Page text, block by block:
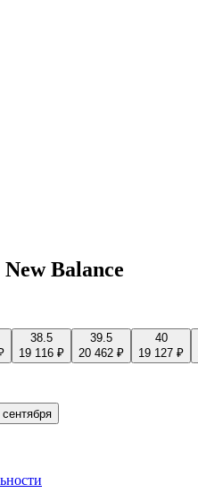
Balance
38.5
19 116 ₽
39.5
20 462 ₽
40
19 127 ₽